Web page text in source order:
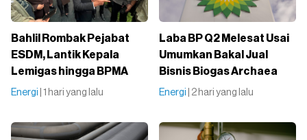
Bahlil Rombak Pejabat
ESDM, Lantik Kepala
Lemigas hingga BPMA
Energi | 1 hari yang lalu
Laba BP Q2 Melesat Usai
Umumkan Bakal Jual
Bisnis Biogas Archaea
Energi | 2 hari yang lalu